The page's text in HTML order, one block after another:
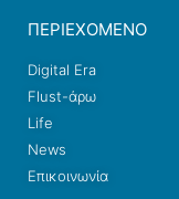
ΠΕΡΙΕΧΟΜΕΝΟ
Digital Era
Flust-άρω
Life
News
Επικοινωνία